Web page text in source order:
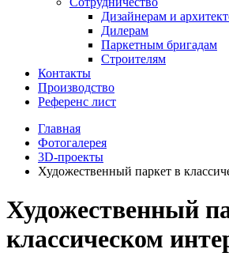
Дизайнерам и
Дилерам
Паркетным бригадам
Строителям
Контакты
Производство
Референс лист
Главная
Фотогалерея
3D-проекты
Художественный паркет в
Художественный
классическом